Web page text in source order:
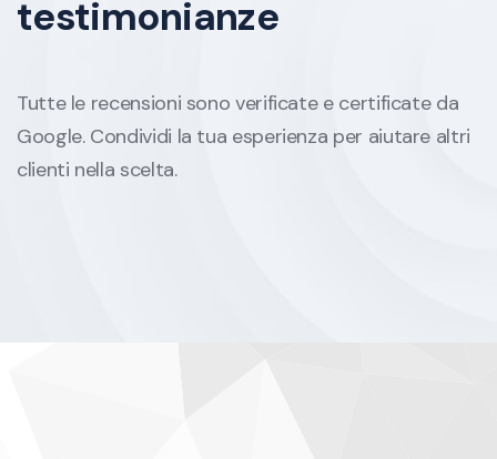
testimonianze
Tutte le recensioni sono verificate e certificate da
Google. Condividi la tua esperienza per aiutare altri
clienti nella scelta.